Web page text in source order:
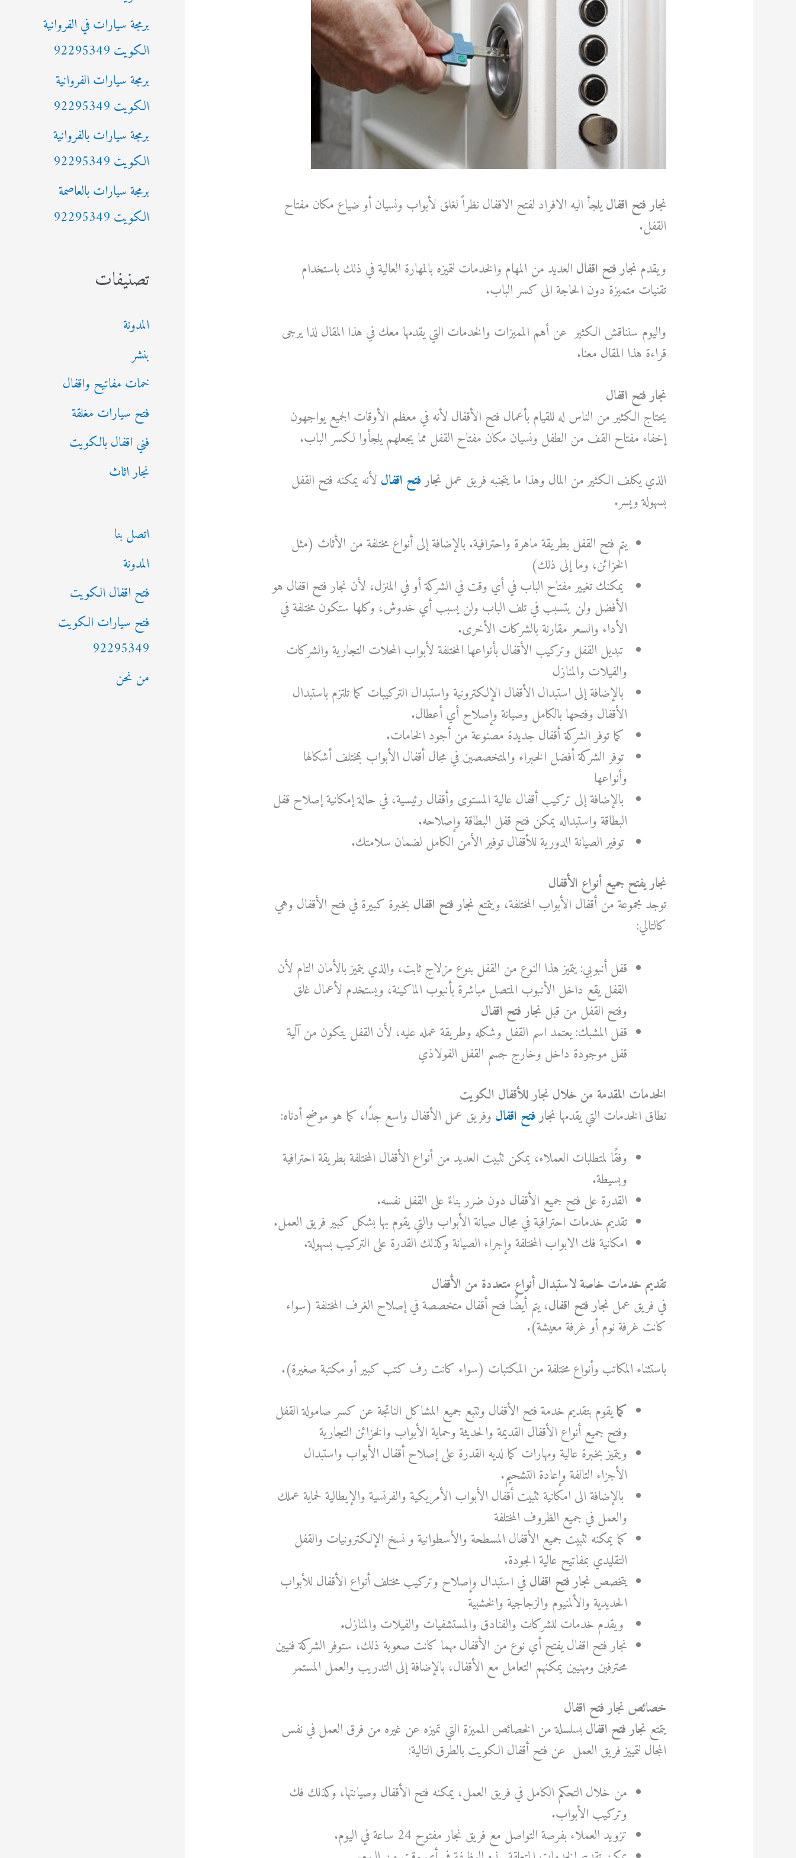
نجار فتح اقفاليلجأ اليه الافراد لفتح الاقفال نظراً لغلق لأبواب ونسيان أو ضياع مكان مفتاح
القفل.
ويقدمنجار فتح اقفال العديد من المهام والخدمات لتميزه بالمهارة العالية في ذلك باستخدام
تقنيات متميزة دون الحاجة الى كسر الباب.
واليوم سنناقش الكثير عن أهم المميزات والخدمات التي يقدمها معك في هذا المقال لذا يرجى
قراءة هذا المقال معنا.
نجار فتح اقفال
يحتاج الكثير من الناس له للقيام بأعمال فتح الأقفال لأنه في معظم الأوقات الجميع يواجهون
إخفاء مفتاح القف من الطفل ونسيان مكان مفتاح القفل مما يجعلهم يلجأوا لكسر الباب.
الذي يكلف الكثير من المال وهذا ما يتجنبه فريق عملنجارفتح اقفال لأنه يمكنه فتح القفل
بسهولة ويسر.
يتم فتح القفل بطريقة ماهرة واحترافية. بالإضافة إلى أنواع مختلفة من الأثاث (مثل
الخزائن، وما إلى ذلك)
يمكنك تغيير مفتاح الباب في أي وقت في الشركة أو في المنزل، لأن نجار فتح اقفال هو
الأفضل ولن يتسبب في تلف الباب ولن يسبب أي خدوش، وكلها ستكون مختلفة في
الأداء والسعر مقارنة بالشركات الأخرى.
تبديل القفل وتركيب الأقفال بأنواعها المختلفة لأبواب المحلات التجارية والشركات
والفيلات والمنازل
بالإضافة إلى استبدال الأقفال الإلكترونية واستبدال التركيبات كما تلتزم باستبدال
الأقفال وفتحها بالكامل وصيانة وإصلاح أي أعطال.
كما توفر الشركة أقفال جديدة مصنوعة من أجود الخامات.
توفر الشركة أفضل الخبراء والمتخصصين في مجال أقفال الأبواب بمختلف أشكالها
وأنواعها
بالإضافة إلى تركيب أقفال عالية المستوى وأقفال رئيسية، في حالة إمكانية إصلاح قفل
البطاقة واستبداله يمكن فتح قفل البطاقة وإصلاحه.
توفير الصيانة الدورية للأقفال توفير الأمن الكامل لضمان سلامتك.
نجار يفتح جميع أنواع الأقفال
توجد مجموعة من أقفال الأبواب المختلفة، ويتمتعنجار فتح اقفال بخبرة كبيرة في فتح الأقفال وهي
كالتالي:
قفل أنبوبي: يتميز هذا النوع من القفل بنوع مزلاج ثابت، والذي يتميز بالأمان التام لأن
القفل يقع داخل الأنبوب المتصل مباشرة بأنبوب الماكينة، ويستخدم لأعمال غلق
وفتح القفل من قبلنجار فتح اقفال
قفل المشبك: يعتمد اسم القفل وشكله وطريقة عمله عليه، لأن القفل يتكون من آلية
قفل موجودة داخل وخارج جسم القفل الفولاذي
الخدمات المقدمة من خلال نجار للأقفال الكويت
نطاق الخدمات التي يقدمهانجارفتح اقفال وفريق عمل الأقفال واسع جدًا، كما هو موضح أدناه:
وفقًا لمتطلبات العملاء، يمكن تثبيت العديد من أنواع الأقفال المختلفة بطريقة احترافية
وبسيطة.
القدرة على فتح جميع الأقفال دون ضرر بناءً على القفل نفسه.
تقديم خدمات احترافية في مجال صيانة الأبواب والتي يقوم بها بشكل كبير فريق العمل.
امكانية فك الابواب المختلفة وإجراء الصيانة وكذلك القدرة على التركيب بسهولة.
تقديم خدمات خاصة لاستبدال أنواع متعددة من الأقفال
في فريق عملنجار فتح اقفال، يتم أيضًا فتح أقفال متخصصة في إصلاح الغرف المختلفة (سواء
كانت غرفة نوم أو غرفة معيشة).
باستثناء المكاتب وأنواع مختلفة من المكتبات (سواء كانت رف كتب كبير أو مكتبة صغيرة).
كمايقوم بتقديم خدمة فتح الأقفال وتتبع جميع المشاكل الناتجة عن كسر صامولة القفل
وفتح جميع أنواع الأقفال القديمة والحديثة وحماية الأبواب والخزائن التجارية
ويتميز بخبرة عالية ومهارات كما لديه القدرة على إصلاح أقفال الأبواب واستبدال
الأجزاء التالفة وإعادة التشحيم.
بالإضافة الى امكانية تثبيت أقفال الأبواب الأمريكية والفرنسية والإيطالية لحماية عملك
والعمل في جميع الظروف المختلفة
كما يمكنه تثبيت جميع الأقفال المسطحة والأسطوانية و نسخ الإلكترونيات والقفل
التقليدي بمفاتيح عالية الجودة.
يتخصصنجار فتح اقفالفي استبدال وإصلاح وتركيب مختلف أنواع الأقفال للأبواب
الحديدية والألمنيوم والزجاجية والخشبية
ويقدم خدمات للشركات والفنادق والمستشفيات والفيلات والمنازل.
نجار فتح اقفال يفتح أي نوع من الأقفال مهما كانت صعوبة ذلك، ستوفر الشركة فنيين
محترفين ومهنيين يمكنهم التعامل مع الأقفال، بالإضافة إلى التدريب والعمل المستمر
خصائص نجار فتح اقفال
يتمتعنجار فتح اقفالبسلسلة من الخصائص المميزة التي تميزه عن غيره من فرق العمل في نفس
المجال لتمييز فريق العمل عن فتح أقفال الكويت بالطرق التالية:
من خلال التحكم الكامل في فريق العمل، يمكنه فتح الأقفال وصيانتها، وكذلك فك
وتركيب الأبواب.
تزويد العملاء بفرصة التواصل مع فريق نجار مفتوح 24 ساعة في اليوم.
:برمجة سيارات في الفروانية
الكويت 92295349
برمجة سيارات الفروانية
الكويت 92295349
برمجة سيارات بالفروانية
الكويت 92295349
برمجة سيارات بالعاصمة
الكويت 92295349
تصنيفات
المدونة
بنشر
خمات مفاتيح واقفال
فتح سيارات مغلقة
فني اقفال بالكويت
نجار اثاث
اتصل بنا
المدونة
فتح اقفال الكويت
فتح سيارات الكويت
92295349
من نحن